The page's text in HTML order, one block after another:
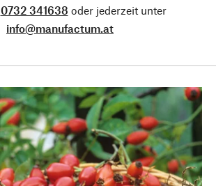
0732 341638 oder jederzeit unter
info@manufactum.at